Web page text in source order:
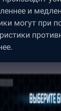
и
могут при